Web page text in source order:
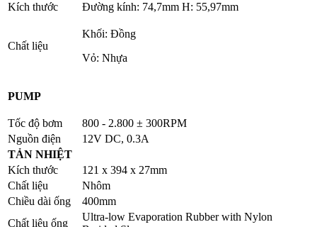
Kích thước
Đường kính: 74,7mm H: 55,97mm
Chất liệu
Khối: Đồng
Vỏ: Nhựa
PUMP
Tốc độ bơm
800 - 2.800 ± 300RPM
Nguồn điện
12V DC, 0.3A
TẢN NHIỆT
Kích thước
121 x 394 x 27mm
Chất liệu
Nhôm
Chiều dài ống
400mm
Chất liệu ống
Ultra-low Evaporation Rubber with Nylon